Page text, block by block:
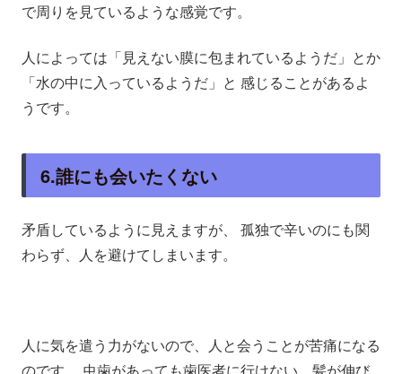
で周りを見ているような感覚です。
人によっては「見えない膜に包まれているようだ」とか
「水の中に入っているようだ」と 感じることがあるよ
うです。
6.誰にも会いたくない
矛盾しているように見えますが、 孤独で辛いのにも関
わらず、人を避けてしまいます。
人に気を遣う力がないので、人と会うことが苦痛になる